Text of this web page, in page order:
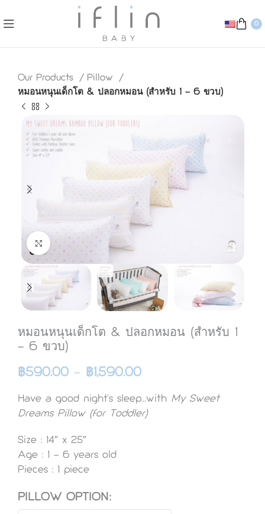
0
Our Products
Pillow
หมอนหนุนเด็กโต & ปลอกหมอน (สำหรับ 1 – 6 ขวบ)
Click to enlarge
หมอนหนุนเด็กโต & ปลอกหมอน (สำหรับ 1
– 6 ขวบ)
฿590.00 – ฿1,590.00
Have a good night’s sleep…with My Sweet
Dreams Pillow (for Toddler)
Size : 14″ x 25″
Age : 1 – 6 years old
Pieces : 1
piece
PILLOW OPTION